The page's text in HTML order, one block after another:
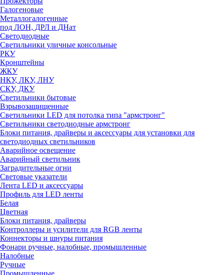
Галогеновые
Металлогалогенные
под ЛОН, ДРЛ и ДНат
Светодиодные
Светильники уличные консольные
РКУ
Кронштейны
ЖКУ
НКУ, ЛКУ, ЛНУ
СКУ, ДКУ
Светильники бытовые
Взрывозащищенные
Светильники LED для потолка типа "армстронг"
Светильники светодиодные армстронг
Блоки питания, драйверы и аксессуары для установки для
светодиодных светильников
Аварийное освещение
Аварийный светильник
Заградительные огни
Световые указатели
Лента LED и аксессуары
Профиль для LED ленты
Белая
Цветная
Блоки питания, драйверы
Контроллеры и усилители для RGB ленты
Коннекторы и шнуры питания
Фонари ручные, налобные, промышленные
Налобные
Ручные
Промышленные